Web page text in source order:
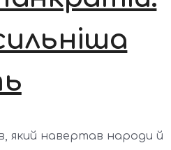
який навертав народи й